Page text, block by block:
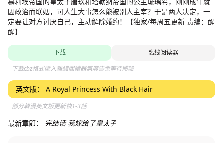
因政治而联姻，可人生大事怎么能被别人主宰？于是两人决定，一
定要让对方讨厌自己，主动解除婚约！【独家/每周五更新 责编：醒
醒】
下载
离线阅读器
下載cbz格式匯入離線閱讀器無廣告免等待體驗
英文版： A Royal Princess With Black Hair
部分韓漫英文版更新快1-3話
最新章節： 完结话 我嫁给了皇太子